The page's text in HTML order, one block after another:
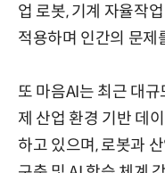
업 로봇, 기계 자율작
적용하며 인간의 문제
또 마음AI는 최근 대
제 산업 환경 기반 데
하고 있으며, 로봇과